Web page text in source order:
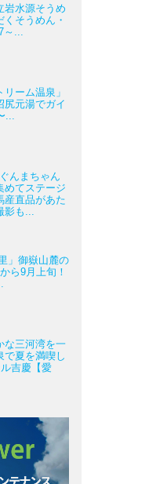
岩水源そうめ
そうめん・
～...
ーム温泉」
尻元湯でガイ
...
んまちゃん
めてステージ
産直品があた
影も...
」御嶽山麓の
ら9月上旬！
な三河湾を一
で夏を満喫し
吉慶【愛